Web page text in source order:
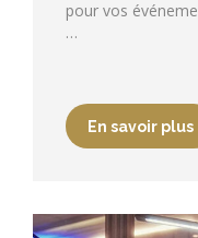
pour vos
…
En savoir plus